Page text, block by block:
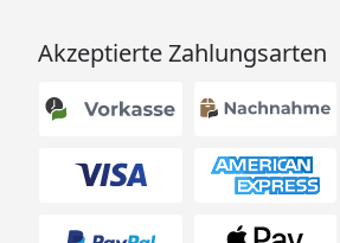
Akzeptierte Zahlungsarten